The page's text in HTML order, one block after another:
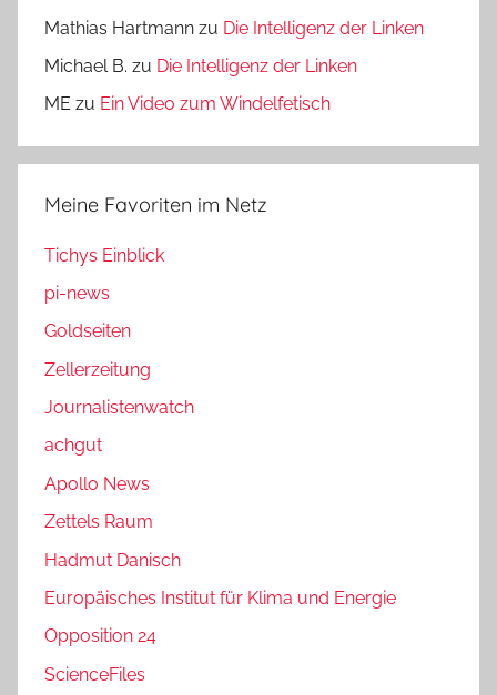
Mathias Hartmann zu Die Intelligenz der Linken
Michael B. zu Die Intelligenz der Linken
ME zu Ein Video zum Windelfetisch
Meine Favoriten im Netz
Tichys Einblick
pi-news
Goldseiten
Zellerzeitung
Journalistenwatch
achgut
Apollo News
Zettels Raum
Hadmut Danisch
Europäisches Institut für Klima und Energie
Opposition 24
ScienceFiles